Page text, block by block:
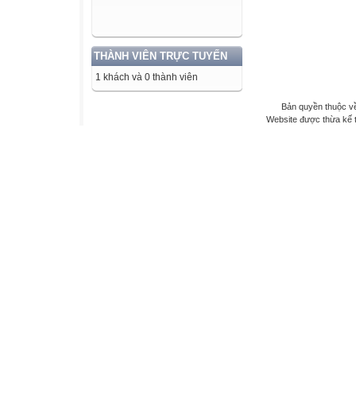
THÀNH VIÊN TRỰC TUYẾN
1 khách và 0 thành viên
Bản quyền thuộc
Website được thừa kế